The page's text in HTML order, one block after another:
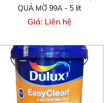
QUẢ MỜ 99A - 5 lít
Giá: Liên hệ